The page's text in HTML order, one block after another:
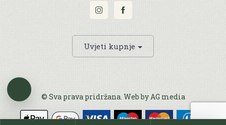
Uvjeti kupnje
© Sva prava pridržana. Web byAG media